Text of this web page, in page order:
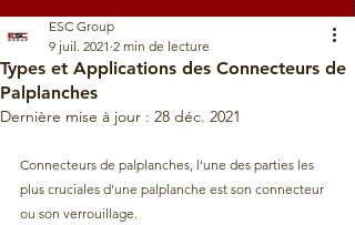
Types et Applications des Connecteurs de
Palplanches
ESC Group
9 juil. 2021 2 min de lecture
Dernière mise à jour : 28 déc. 2021
Connecteurs de palplanches, l'une des parties les
plus cruciales d'une palplanche est son connecteur
ou son verrouillage.